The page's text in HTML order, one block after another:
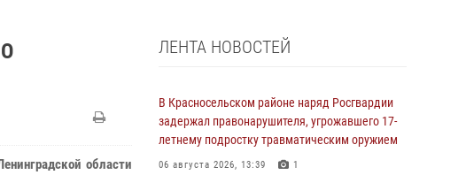
области
ЛЕНТА НОВОСТЕЙ
В Красносельском районе наряд Росгвардии
задержал правонарушителя, угрожавшего 17-
летнему подростку травматическим оружием
06 августа 2026, 13:39 1